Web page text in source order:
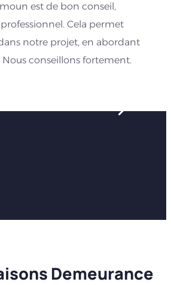
est de bon conseil,
Cela permet
notre projet, en abordant
Nous conseillons fortement.
Demeurance